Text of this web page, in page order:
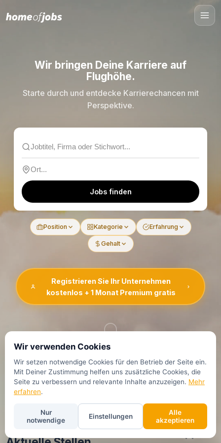
Wir bringen Deine Karriere auf
Flughöhe.
Starte durch und entdecke Karrierechancen mit
Perspektive.
Jobs finden
Position Kategorie Erfahrung
Gehalt
Registrieren Sie Ihr Unternehmen
kostenlos + 1 Monat Premium gratis
Wir verwenden Cookies
Wir setzen notwendige Cookies für den Betrieb der Seite ein.
Mit Deiner Zustimmung helfen uns zusätzliche Cookies, die
Seite zu verbessern und relevante Inhalte anzuzeigen. Mehr
erfahren.
Nur
notwendige
Einstellungen
Alle
akzeptieren